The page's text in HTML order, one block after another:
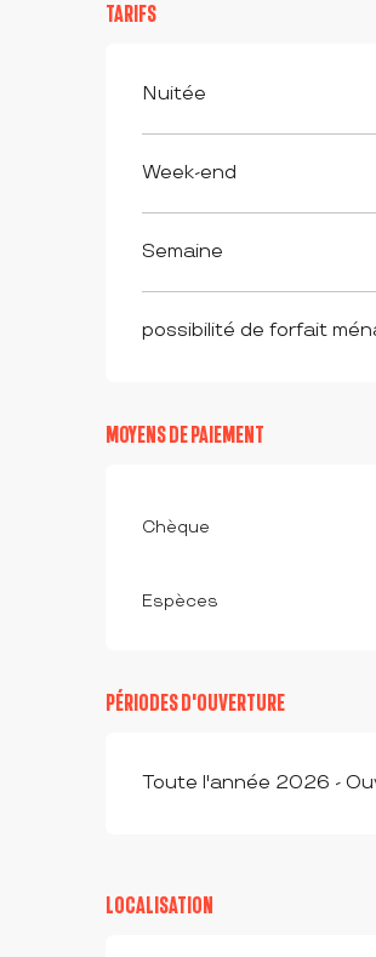
TARIFS
Tarifs 2026
Nuitée
Week-end
Semaine
possibilité de forfait
MOYENS DE PAIEMENT
Chèque
Espèces
PÉRIODES D'OUVERTURE
Toute l'année 2026 -
LOCALISATION